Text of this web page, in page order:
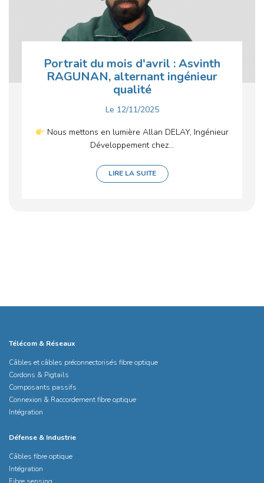
Portrait du mois d'avril : Asvinth
RAGUNAN, alternant ingénieur
qualité
Le 12/11/2025
Nous mettons en lumière Allan DELAY, Ingénieur
Développement chez...
LIRE LA SUITE
Télécom & Réseaux
Câbles et câbles préconnectorisés fibre optique
Cordons & Pigtails
Composants passifs
Connexion & Raccordement fibre optique
Intégration
Défense & Industrie
Câbles fibre optique
Intégration